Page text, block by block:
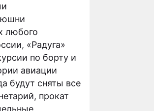
любого
«Радуга»
по борту и
авиации
будут сняты все
прокат